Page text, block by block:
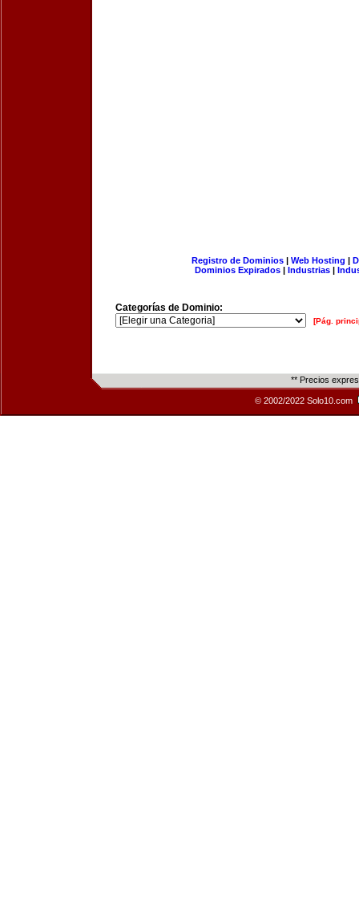
Registro de Dominios| Web Hosting |
Dominios Expirados | Industrias |
Categorías de Dominio:
[Pág.
** Precios
© 2002/2022 Solo10.com